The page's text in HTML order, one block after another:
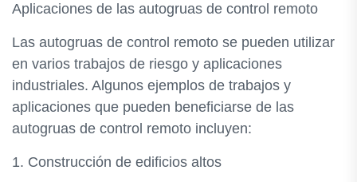
Aplicaciones de las autogruas de control remoto
Las autogruas de control remoto se pueden utilizar
en varios trabajos de riesgo y aplicaciones
industriales. Algunos ejemplos de trabajos y
aplicaciones que pueden beneficiarse de las
autogruas de control remoto incluyen:
1. Construcción de edificios altos